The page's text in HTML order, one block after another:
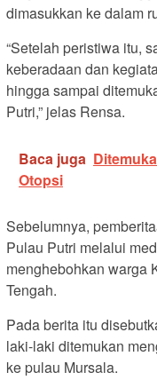
dimasukkan ke dalam
“Setelah peristiwa itu,
keberadaan dan
hingga sampai
Putri,” jelas Rensa.
Baca juga
Otopsi
Sebelumnya,
Pulau Putri melalui
menghebohkan warga
Tengah.
Pada berita itu
laki-laki ditemukan
ke pulau Mursala.